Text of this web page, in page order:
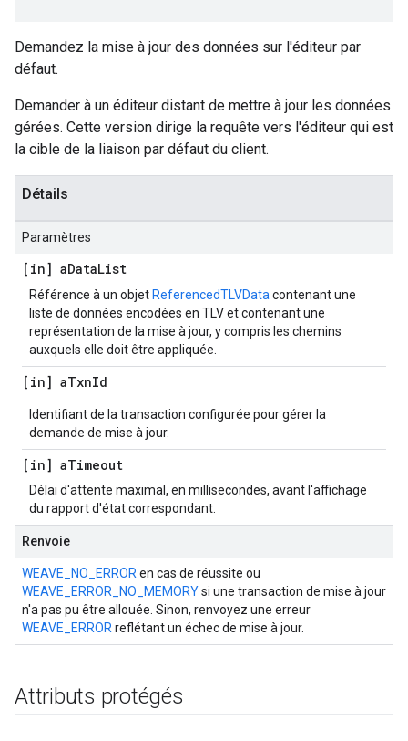
Demandez la mise à jour des données sur l'éditeur par
défaut.
Demander à un éditeur distant de mettre à jour les données
gérées. Cette version dirige la requête vers l'éditeur qui est
la cible de la liaison par défaut du client.
Détails
Paramètres
[in] aDataList
Référence à un objet ReferencedTLVData contenant une
liste de données encodées en TLV et contenant une
représentation de la mise à jour, y compris les chemins
auxquels elle doit être appliquée.
[in] aTxnId
Identifiant de la transaction configurée pour gérer la
demande de mise à jour.
[in] aTimeout
Délai d'attente maximal, en millisecondes, avant l'affichage
du rapport d'état correspondant.
Renvoie
WEAVE_NO_ERROR en cas de réussite ou
WEAVE_ERROR_NO_MEMORYsi une transaction de mise à jour
n'a pas pu être allouée. Sinon, renvoyez une erreur
WEAVE_ERROR reflétant un échec de mise à jour.
Attributs protégés